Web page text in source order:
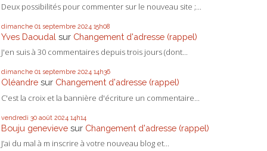
Deux possibilités pour commenter sur le nouveau site ;...
dimanche 01 septembre 2024 15h08
Yves Daoudal sur Changement d'adresse (rappel)
J'en suis à 30 commentaires depuis trois jours (dont...
dimanche 01 septembre 2024 14h36
Oléandre sur Changement d'adresse (rappel)
C'est la croix et la bannière d'écriture un commentaire...
vendredi 30 août 2024 14h14
Bouju genevieve sur Changement d'adresse (rappel)
J’ai du mal à m inscrire à votre nouveau blog et...